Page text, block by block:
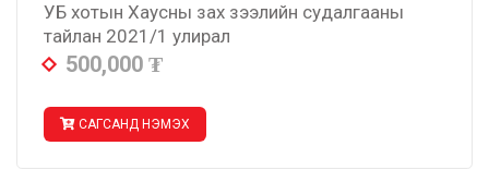
УБ хотын Хаусны зах зээлийн судалгааны
тайлан 2021/1 улирал
500,000 ₮
САГСАНД НЭМЭХ